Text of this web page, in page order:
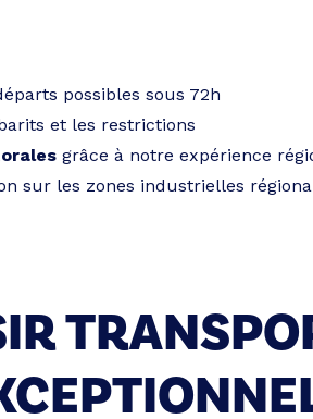
possibles sous 72h
et les restrictions
grâce à notre expérience
sur les zones industrielles